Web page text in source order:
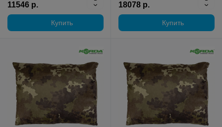
11546 р.
Купить
18078 р.
Купить